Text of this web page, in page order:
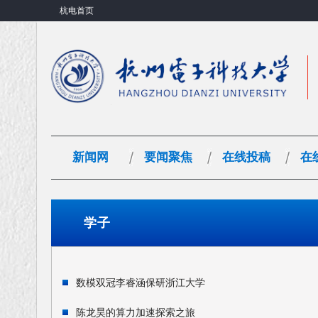
杭电首页
新闻网 要闻聚焦 在线投稿 在
学子
数模双冠李睿涵保研浙江大学
陈龙昊的算力加速探索之旅